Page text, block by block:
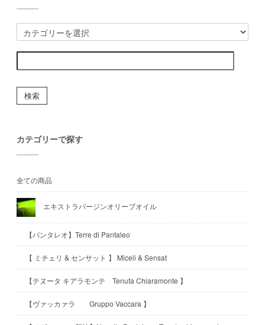
検索
カテゴリーで探す
全ての商品
エキストラバージンオリーブオイル
【パンタレオ】Terre di Pantaleo
【 ミチェリ & センサット 】 Miceli & Sensat
【テヌータ キアラモンテ Tenuta Chiaramonte 】
【ヴァッカァラ Gruppo Vaccara 】